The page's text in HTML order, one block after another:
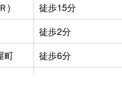
) 徒歩15分
徒歩2分
町
徒歩6分